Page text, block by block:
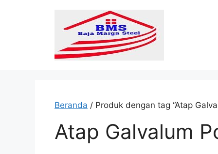
Beranda / Produk dengan tag “Atap
Atap Galvalum